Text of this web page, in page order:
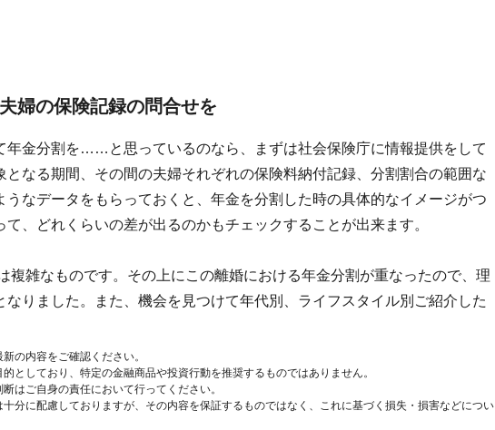
婦の保険記録の問合せを
年金分割を……と思っているのなら、まずは社会保険庁に情報提供をして
となる期間、その間の夫婦それぞれの保険料納付記録、分割割合の範囲な
うなデータをもらっておくと、年金を分割した時の具体的なイメージがつ
、どれくらいの差が出るのかもチェックすることが出来ます。
複雑なものです。その上にこの離婚における年金分割が重なったので、理
りました。また、機会を見つけて年代別、ライフスタイル別ご紹介した
の内容をご確認ください。
としており、特定の金融商品や投資行動を推奨するものではありません。
はご自身の責任において行ってください。
分に配慮しておりますが、その内容を保証するものではなく、これに基づく損失・損害などについ